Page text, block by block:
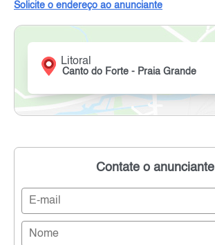
Solicite o endereço ao anunciante
Litoral
Canto do Forte - Praia Grande
Contate o anunciante